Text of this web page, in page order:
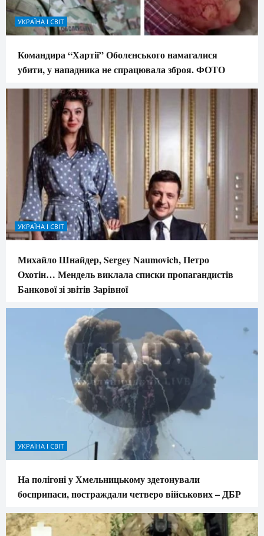
УКРАЇНА І СВІТ
Командира “Хартії” Оболєнського намагалися
убити, у нападника не спрацювала зброя. ФОТО
УКРАЇНА І СВІТ
Михайло Шнайдер, Sergey Naumovich, Петро
Охотін… Мендель виклала списки пропагандистів
Банкової зі звітів Зарівної
УКРАЇНА І СВІТ
На полігоні у Хмельницькому здетонували
боєприпаси, постраждали четверо військових – ДБР